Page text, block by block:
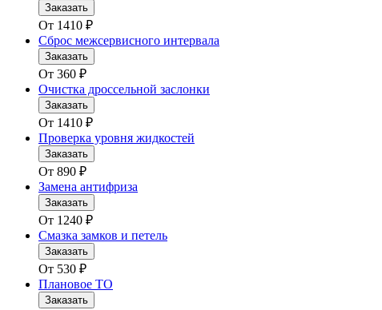
Заказать
От 1410 ₽
Сброс межсервисного интервала
Заказать
От 360 ₽
Очистка дроссельной заслонки
Заказать
От 1410 ₽
Проверка уровня жидкостей
Заказать
От 890 ₽
Замена антифриза
Заказать
От 1240 ₽
Смазка замков и петель
Заказать
От 530 ₽
Плановое ТО
Заказать